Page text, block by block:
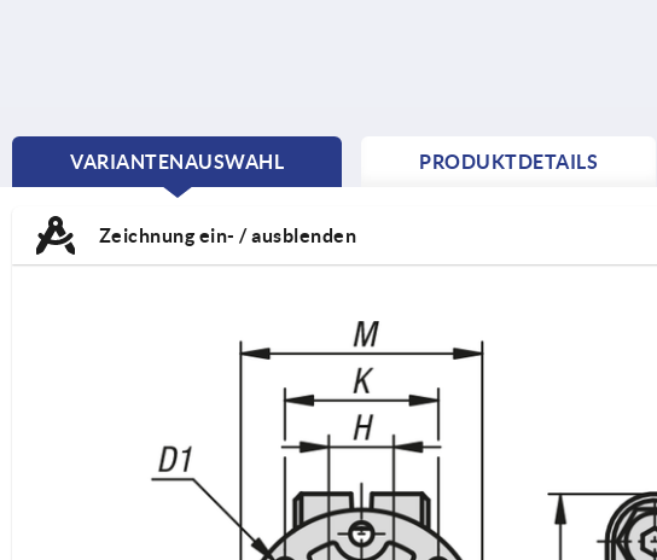
VARIANTENAUSWAHL
CURRENT
PRODUKTDETAILS
Zeichnung ein- / ausblenden